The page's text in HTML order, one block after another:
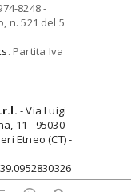
8248 -
n. 521 del 5
. Partita Iva
- Via Luigi
11 - 95030
Etneo (CT) -